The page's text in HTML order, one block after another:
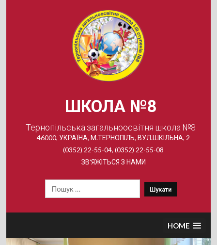
ШКОЛА №8
Тернопільська загальноосвітня школа №8
46000, УКРАЇНА, М.ТЕРНОПІЛЬ, ВУЛ.ШКІЛЬНА, 2
(0352) 22-55-04, (0352) 22-55-08
ЗВ'ЯЖІТЬСЯ З НАМИ
HOME